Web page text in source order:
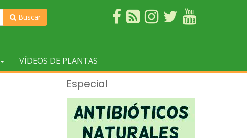
Buscar
VÍDEOS DE PLANTAS
Especial